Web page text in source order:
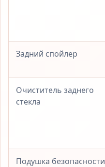
Задний спойлер
Очиститель заднего
стекла
Подушка безопасности